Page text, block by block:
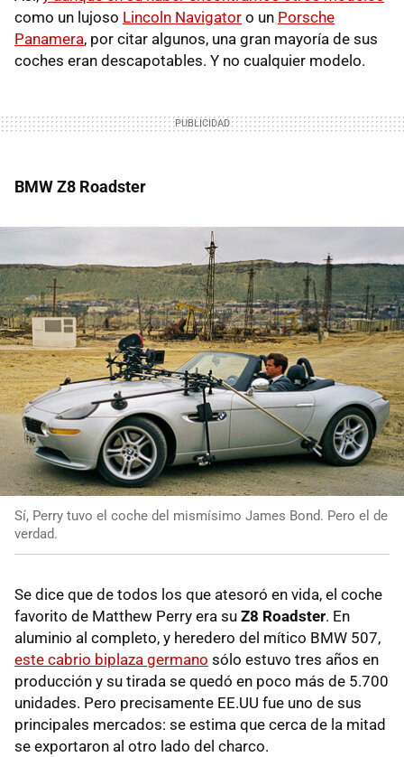
como un lujoso Lincoln Navigator o un Porsche
Panamera, por citar algunos, una gran mayoría de sus
coches eran descapotables. Y no cualquier modelo.
BMW Z8 Roadster
Sí, Perry tuvo el coche del mismísimo James Bond. Pero el de
verdad.
Se dice que de todos los que atesoró en vida, el coche
favorito de Matthew Perry era su Z8 Roadster. En
aluminio al completo, y heredero del mítico BMW 507,
este cabrio biplaza germano sólo estuvo tres años en
producción y su tirada se quedó en poco más de 5.700
unidades. Pero precisamente EE.UU fue uno de sus
principales mercados: se estima que cerca de la mitad
se exportaron al otro lado del charco.